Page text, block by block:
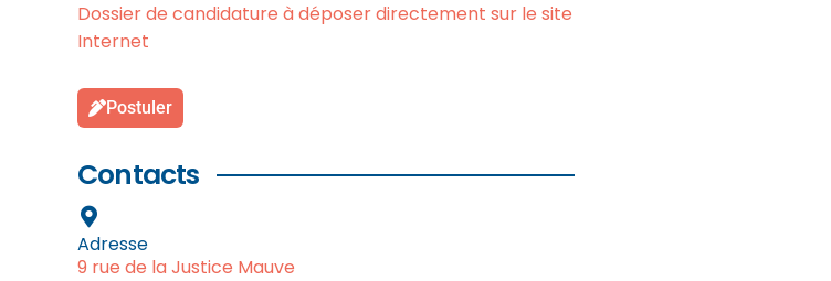
Dossier de candidature à déposer directement sur le site
Internet
Postuler
Contacts
Adresse
9 rue de la Justice Mauve